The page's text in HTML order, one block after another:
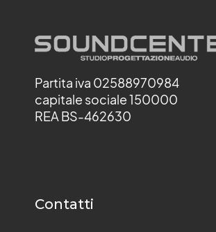
Partita iva 02588970984
capitale sociale 150000
REA BS-462630
Contatti